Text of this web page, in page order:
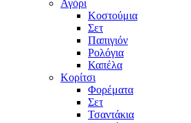
Αγόρι
Κοστούμια
Σετ
Παπιγιόν
Ρολόγια
Καπέλα
Κορίτσι
Φορέματα
Σετ
Τσαντάκια